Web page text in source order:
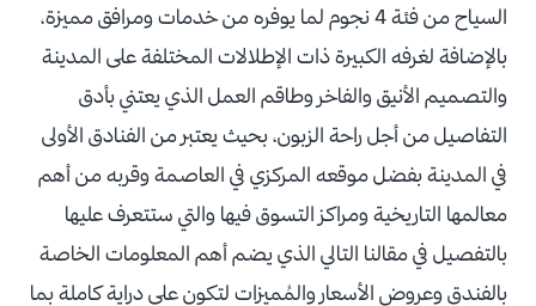
السياح من فئة 4 نجوم لما يوفره من خدمات ومرافق مميزة،
بالإضافة لغرفه الكبيرة ذات الإطلالات المختلفة على المدينة
والتصميم الأنيق والفاخر وطاقم العمل الذي يعتني بأدق
التفاصيل من أجل راحة الزبون، بحيث يعتبر من الفنادق الأولى
في المدينة بفضل موقعه المركزي في العاصمة وقربه من أهم
معالمها التاريخية ومراكز التسوق فيها والتي ستتعرف عليها
بالتفصيل في مقالنا التالي الذي يضم أهم المعلومات الخاصة
بالفندق وعروض الأسعار والمُميزات لتكون على دراية كاملة بما